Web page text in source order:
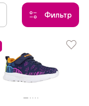
Фильтр